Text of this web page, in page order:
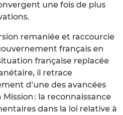
une fois de plus
remaniée et raccourcie
français en
française replacée
il retrace
d’une des avancées
: la reconnaissance
dans la loi relative à